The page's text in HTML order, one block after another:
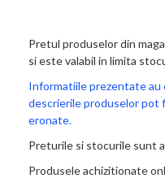
Pretul produselor din
si este valabil in limita
Informatiile prezentate au
descrierile produselor pot
eronate.
Preturile si stocurile sunt
Produsele achizitionate